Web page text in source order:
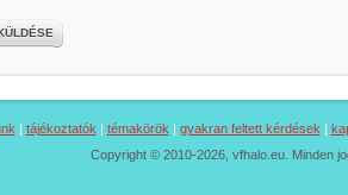
| tájékoztatók | témakörök | gyakran feltett kérdések |
Copyright © 2010-2026, vfhalo.eu. Minden